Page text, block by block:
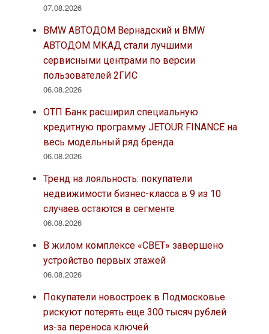
07.08.2026
BMW АВТОДОМ Вернадский и BMW
АВТОДОМ МКАД стали лучшими
сервисными центрами по версии
пользователей 2ГИС
06.08.2026
ОТП Банк расширил специальную
кредитную программу JETOUR FINANCE на
весь модельный ряд бренда
06.08.2026
Тренд на лояльность: покупатели
недвижимости бизнес-класса в 9 из 10
случаев остаются в сегменте
06.08.2026
В жилом комплексе «СВЕТ» завершено
устройство первых этажей
06.08.2026
Покупатели новостроек в Подмосковье
рискуют потерять еще 300 тысяч рублей
из-за переноса ключей